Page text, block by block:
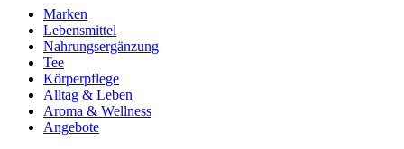
Marken
Lebensmittel
Nahrungsergänzung
Tee
Körperpflege
Alltag & Leben
Aroma & Wellness
Angebote